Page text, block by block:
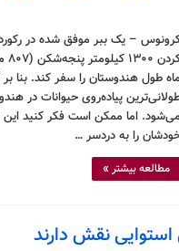
– یک ببر موفق شده در
ماه طول هندوستان را سفر کند. بنا بر
پیاده‌روی حیوانات در
می‌شود. اما ممکن است فکر کنید این
را به دردسر …
مطالعه بیشتر »
نقش دارند